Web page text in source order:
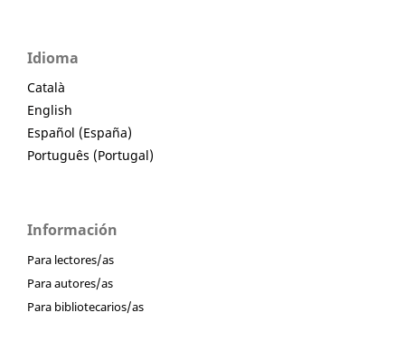
Idioma
Català
English
Español (España)
Português (Portugal)
Información
Para lectores/as
Para autores/as
Para bibliotecarios/as